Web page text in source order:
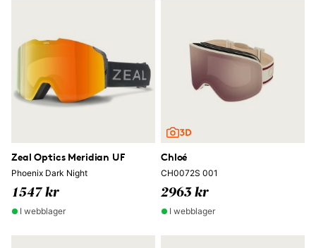
Zeal Optics Meridian UF
Phoenix Dark Night
1547 kr
I webblager
Chloé
CH0072S 001
2963 kr
I webblager